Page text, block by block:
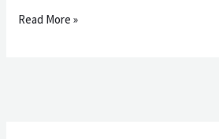
Read More »